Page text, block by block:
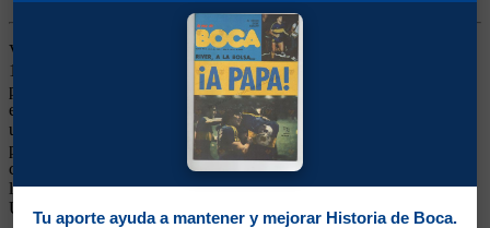
Volante. Ganó 3 títulos (Copa Argentina 1969 y Nacionales 1969 y
1970). Surgió de Chacarita jugando como puntero izquierdo, y al
pasar a Independiente ya comenzó a jugar en el mediocampo. Llegó
en 1969, rindió como volante por la derecha, jugando a veces como
un media-punta actual o incluso como 5. Fue un jugador de gran
pegada y gran dinámica. Con buen dominio del balón, preciso,
cuando Madurga impuso su modelo de volante veloz y con mucha
llegada, terminó siendo relegado. Siguió su campaña, primero en
Uruguay, en Liverpool de Montevideo, y luego en Estados Unidos.
Tu aporte ayuda a mantener y mejorar Historia de Boca.